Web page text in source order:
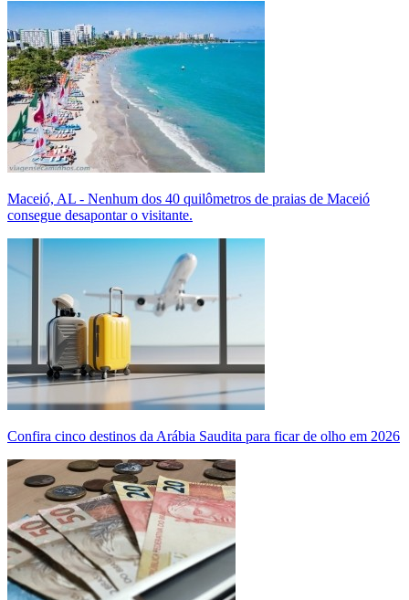
Maceió, AL - Nenhum dos 40 quilômetros de praias de Maceió
consegue desapontar o visitante.
Confira cinco destinos da Arábia Saudita para ficar de olho em 2026